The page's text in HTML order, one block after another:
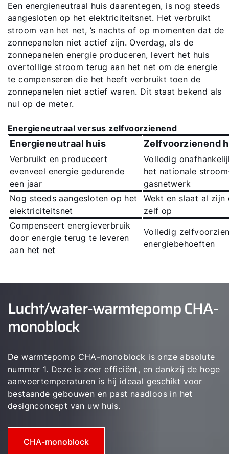
Een energieneutraal huis daarentegen, is nog steeds
aangesloten op het elektriciteitsnet. Het verbruikt
stroom van het net, ’s nachts of op momenten dat de
zonnepanelen niet actief zijn. Overdag, als de
zonnepanelen energie produceren, levert het huis
overtollige stroom terug aan het net om de energie
te compenseren die het heeft verbruikt toen de
zonnepanelen niet actief waren. Dit staat bekend als
nul op de meter.
Energieneutraal versus zelfvoorzienend
Energieneutraal huis Zelfvoorzienend
Verbruikt en produceert
evenveel energie gedurende
een jaar
Volledig
het nationale
gasnetwerk
Nog steeds aangesloten op het
elektriciteitsnet
Wekt en slaat al zijn
zelf op
Compenseert energieverbruik
door energie terug te leveren
aan het net
Volledig
energiebehoeften
Lucht/water-warmtepomp CHA-
monoblock
De warmtepomp CHA-monoblock is onze absolute
nummer 1. Deze is zeer efficiënt, en dankzij de hoge
aanvoertemperaturen is hij ideaal geschikt voor
bestaande gebouwen en past naadloos in het
designconcept van uw huis.
CHA-monoblock